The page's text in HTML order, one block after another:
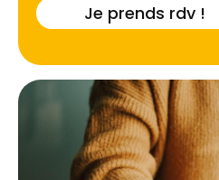
Je prends rdv !